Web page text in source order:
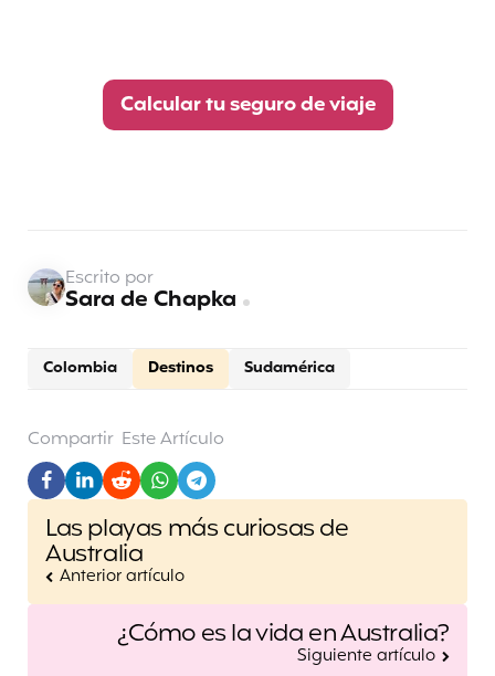
Calcular tu seguro de viaje
Colombia Destinos Sudamérica
Escrito por
Sara de Chapka
Compartir Este Artículo
Post
navigation
Las playas más curiosas de
Australia
Anterior artículo
¿Cómo es la vida en Australia?
Siguiente artículo